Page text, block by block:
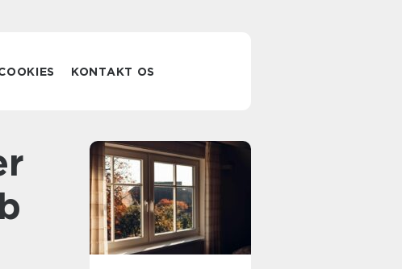
KONTAKT OS